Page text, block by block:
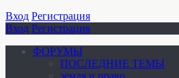
Вход Регистрация
Вход Регистрация
ФОРУМЫ
ПОСЛЕДНИЕ ТЕМЫ
земля и право